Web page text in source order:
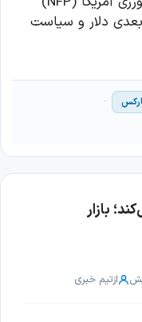
دلار و سیاست
بازار
ازتیم خبری